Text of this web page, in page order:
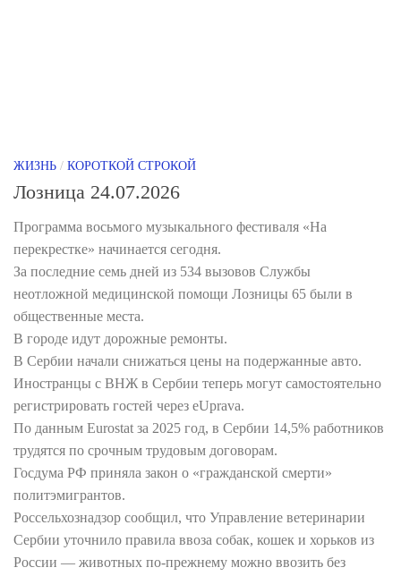
ЖИЗНЬ / КОРОТКОЙ СТРОКОЙ
Лозница 24.07.2026
Программа восьмого музыкального фестиваля «На
перекрестке» начинается сегодня.
За последние семь дней из 534 вызовов Службы
неотложной медицинской помощи Лозницы 65 были в
общественные места.
В городе идут дорожные ремонты.
В Сербии начали снижаться цены на подержанные авто.
Иностранцы с ВНЖ в Сербии теперь могут самостоятельно
регистрировать гостей через eUprava.
По данным Eurostat за 2025 год, в Сербии 14,5% работников
трудятся по срочным трудовым договорам.
Госдума РФ приняла закон о «гражданской смерти»
политэмигрантов.
Россельхознадзор сообщил, что Управление ветеринарии
Сербии уточнило правила ввоза собак, кошек и хорьков из
России — животных по-прежнему можно ввозить без